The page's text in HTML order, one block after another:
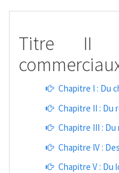
Titre II
Chapitre I : Du
Chapitre II : Du
Chapitre III :
Chapitre IV :
Chapitre V : Du